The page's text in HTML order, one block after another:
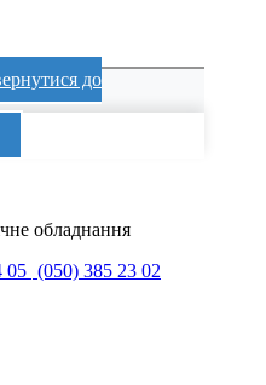
до
обладнання
05 (050) 385 23 02